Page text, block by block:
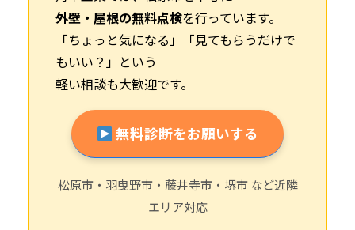
外壁・屋根の無料点検を行っています。
「ちょっと気になる」「見てもらうだけで
もいい？」という
軽い相談も大歓迎です。
無料診断をお願いする
松原市・羽曳野市・藤井寺市・堺市 など近隣
エリア対応